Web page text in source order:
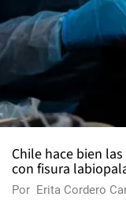
Chile hace bien
con fisura
Por Erita Cordero